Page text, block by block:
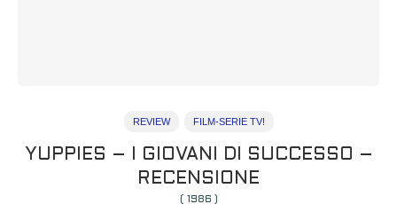
REVIEW FILM-SERIE TV!
YUPPIES – I GIOVANI DI SUCCESSO –
RECENSIONE
( 1986 )